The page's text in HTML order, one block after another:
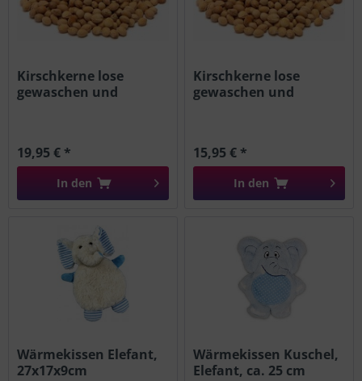
Kirschkerne lose
gewaschen und
19,95 € *
In den
Kirschkerne lose
gewaschen und
15,95 € *
In den
Wärmekissen Elefant,
27x17x9cm
Wärmekissen Kuschel,
Elefant, ca. 25 cm